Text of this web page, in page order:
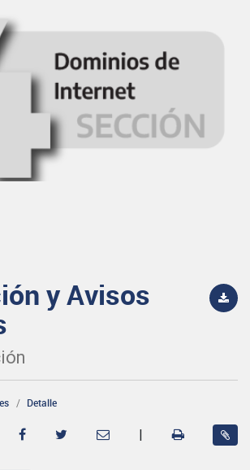
y Avisos
Detalle
|